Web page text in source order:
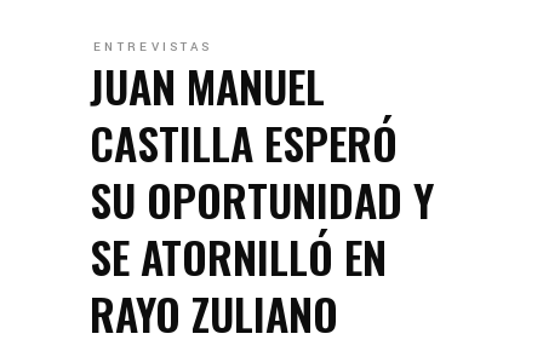
ENTREVISTAS
JUAN MANUEL
CASTILLA ESPERÓ
SU OPORTUNIDAD Y
SE ATORNILLÓ EN
RAYO ZULIANO